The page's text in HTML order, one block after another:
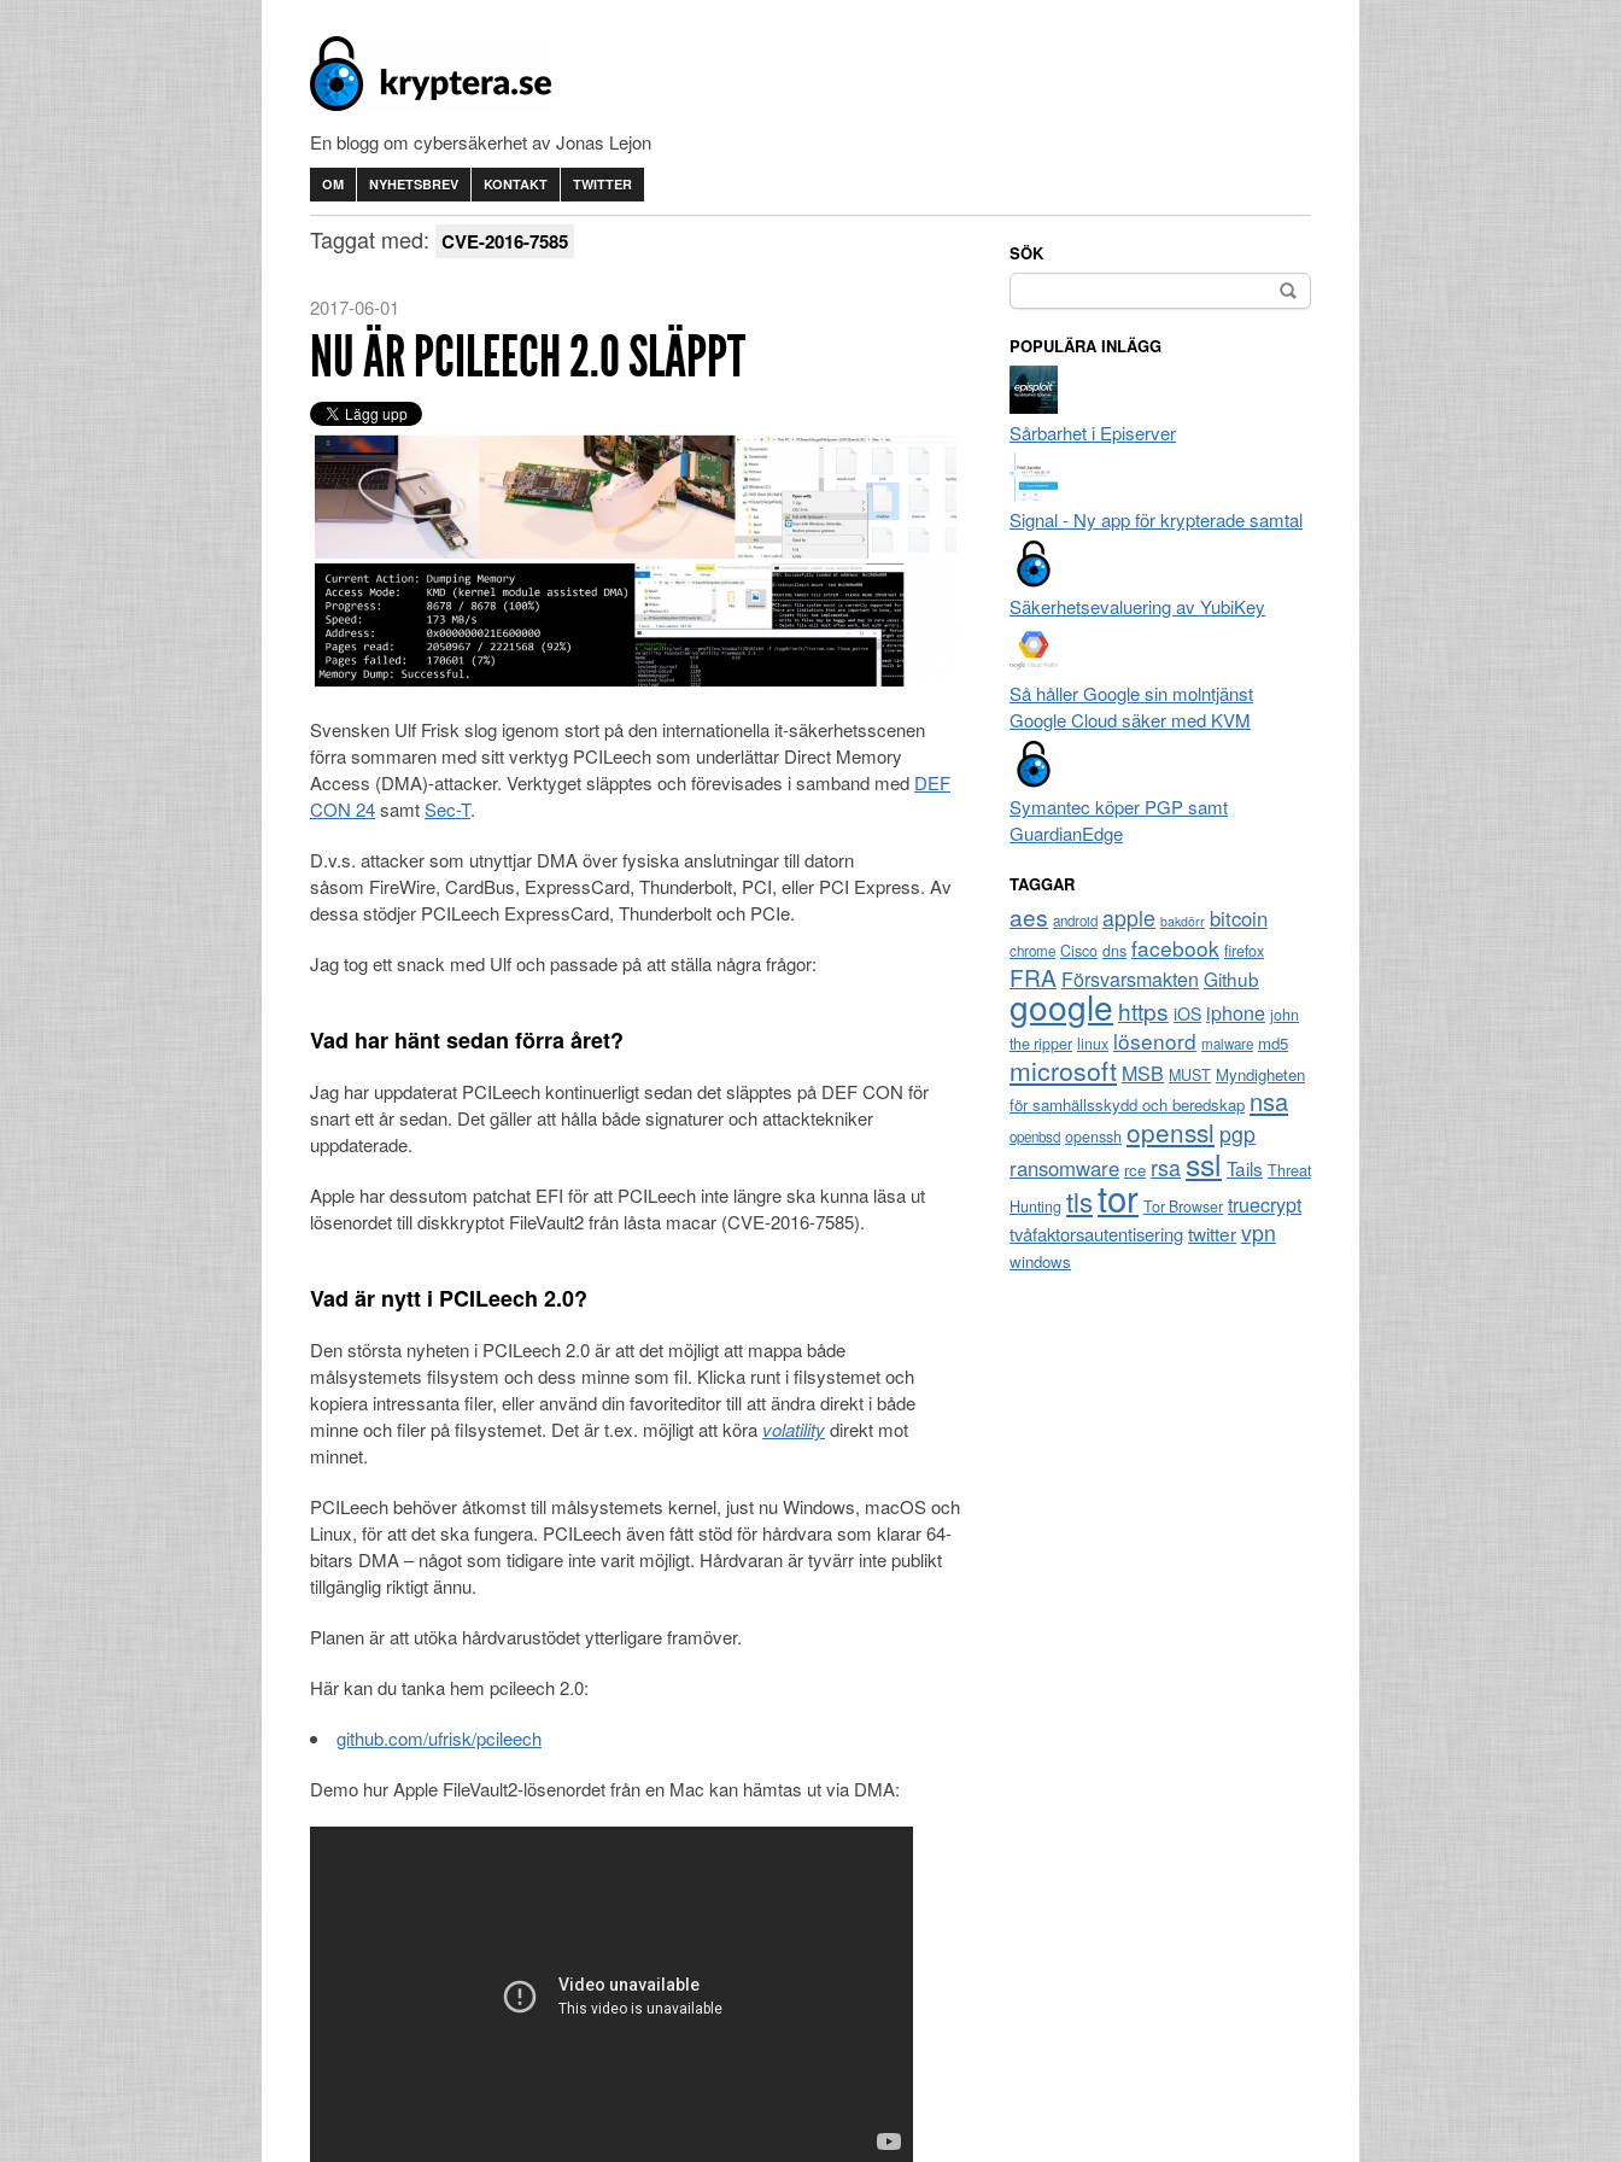
En blogg om cybersäkerhet av Jonas Lejon
OM NYHETSBREV KONTAKT TWITTER
Taggat med: CVE-2016-7585
2017-06-01
NU ÄR PCILEECH 2.0 SLÄPPT
Svensken Ulf Frisk slog igenom stort på den internationella it-säkerhetsscenen
förra sommaren med sitt verktyg PCILeech som underlättar Direct Memory
Access (DMA)-attacker. Verktyget släpptes och förevisades i samband med DEF
CON 24samtSec-T.
D.v.s. attacker som utnyttjar DMA över fysiska anslutningar till datorn
såsom FireWire, CardBus, ExpressCard, Thunderbolt, PCI, eller PCI Express. Av
dessa stödjer PCILeech ExpressCard, Thunderbolt och PCIe.
Jag tog ett snack med Ulf och passade på att ställa några frågor:
Vad har hänt sedan förra året?
Jag har uppdaterat PCILeech kontinuerligt sedan det släpptes på DEF CON för
snart ett år sedan. Det gäller att hålla både signaturer och attacktekniker
uppdaterade.
Apple har dessutom patchat EFI för att PCILeech inte längre ska kunna läsa ut
lösenordet till diskkryptot FileVault2 från låsta macar (CVE-2016-7585).
Vad är nytt i PCILeech 2.0?
Den största nyheten i PCILeech 2.0 är att det möjligt att mappa både
målsystemets filsystem och dess minne som fil. Klicka runt i filsystemet och
kopiera intressanta filer, eller använd din favoriteditor till att ändra direkt i både
minne och filer på filsystemet. Det är t.ex. möjligt att köra volatilitydirekt mot
minnet.
PCILeech behöver åtkomst till målsystemets kernel, just nu Windows, macOS och
Linux, för att det ska fungera. PCILeech även fått stöd för hårdvara som klarar 64-
bitars DMA – något som tidigare inte varit möjligt. Hårdvaran är tyvärr inte publikt
tillgänglig riktigt ännu.
Planen är att utöka hårdvarustödet ytterligare framöver.
Här kan du tanka hem pcileech 2.0:
github.com/ufrisk/pcileech
Demo hur Apple FileVault2-lösenordet från en Mac kan hämtas ut via DMA:
SÖK
Sök
efter:
POPULÄRA INLÄGG
Sårbarhet i Episerver
Signal - Ny app för krypterade samtal
Säkerhetsevaluering av YubiKey
Så håller Google sin molntjänst
Google Cloud säker med KVM
Symantec köper PGP samt
GuardianEdge
TAGGAR
aes android apple bakdörr bitcoin
chrome Cisco dns facebook firefox
FRA Försvarsmakten Github
google https iOS iphone john
the ripper linux lösenord malware md5
microsoft MSB MUST Myndigheten
för samhällsskydd och beredskap nsa
openbsd openssh openssl pgp
ransomware rce rsa ssl Tails Threat
Hunting tlstor Tor Browser truecrypt
tvåfaktorsautentiseringtwittervpn
windows